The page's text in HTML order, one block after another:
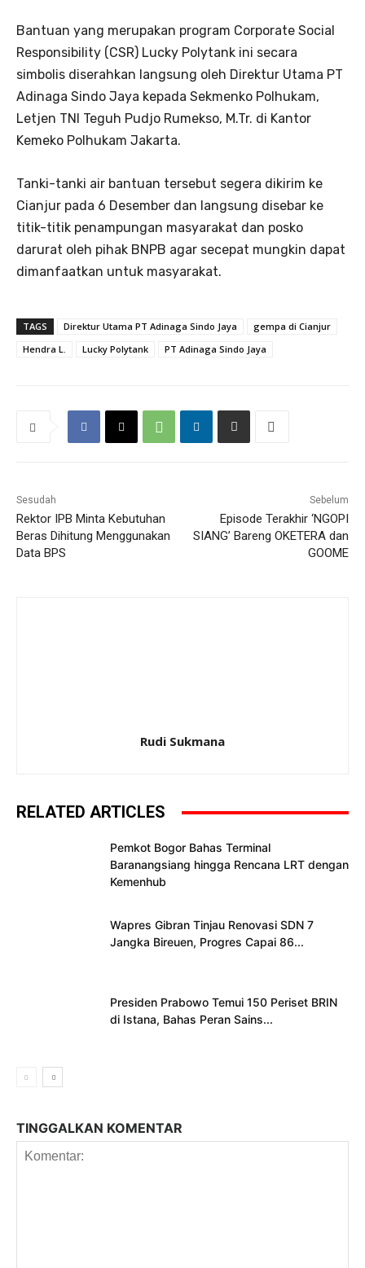
Bantuan yang merupakan program Corporate Social
Responsibility (CSR) Lucky Polytank ini secara
simbolis diserahkan langsung oleh Direktur Utama PT
Adinaga Sindo Jaya kepada Sekmenko Polhukam,
Letjen TNI Teguh Pudjo Rumekso, M.Tr. di Kantor
Kemeko Polhukam Jakarta.
Tanki-tanki air bantuan tersebut segera dikirim ke
Cianjur pada 6 Desember dan langsung disebar ke
titik-titik penampungan masyarakat dan posko
darurat oleh pihak BNPB agar secepat mungkin dapat
dimanfaatkan untuk masyarakat.
TAGS Direktur Utama PT Adinaga Sindo Jaya
gempa di Cianjur
Hendra L.
Lucky Polytank PT Adinaga Sindo Jaya
Sesudah
Rektor IPB Minta Kebutuhan
Beras Dihitung Menggunakan
Data BPS
Sebelum
Episode Terakhir ‘NGOPI
SIANG’ Bareng OKETERA dan
GOOME
Rudi Sukmana
RELATED ARTICLES
Pemkot Bogor Bahas Terminal
Baranangsiang hingga Rencana LRT dengan
Kemenhub
Wapres Gibran Tinjau Renovasi SDN 7
Jangka Bireuen, Progres Capai 86...
Presiden Prabowo Temui 150 Periset BRIN
di Istana, Bahas Peran Sains...
TINGGALKAN KOMENTAR